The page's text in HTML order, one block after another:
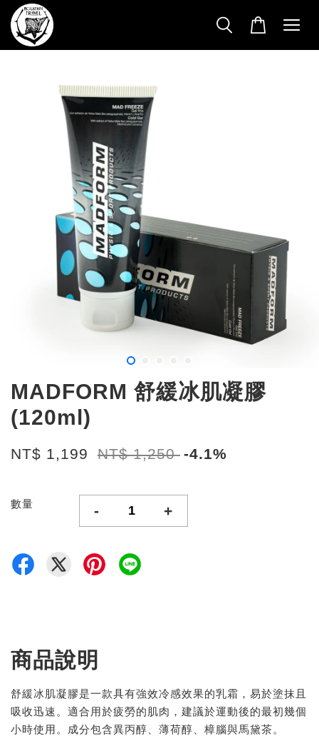
MADFORM 舒緩冰肌凝膠
(120ml)
NT$ 1,199 NT$ 1,250 -4.1%
數量 - +
商品說明
舒緩冰肌凝膠是一款具有強效冷感效果的乳霜，易於塗抹且
吸收迅速。適合用於疲勞的肌肉，建議於運動後的最初幾個
小時使用。成分包含異丙醇、薄荷醇、樟腦與馬黛茶。